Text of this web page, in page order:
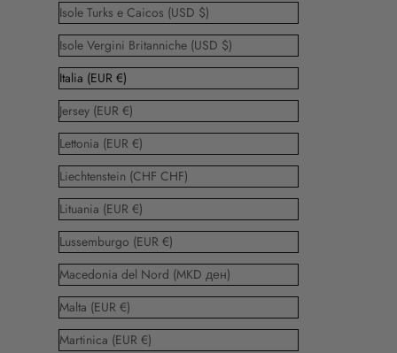
Isole Turks e Caicos (USD $)
Isole Vergini Britanniche (USD $)
Italia (EUR €)
Jersey (EUR €)
Lettonia (EUR €)
Liechtenstein (CHF CHF)
Lituania (EUR €)
Lussemburgo (EUR €)
Macedonia del Nord (MKD ден)
Malta (EUR €)
Martinica (EUR €)